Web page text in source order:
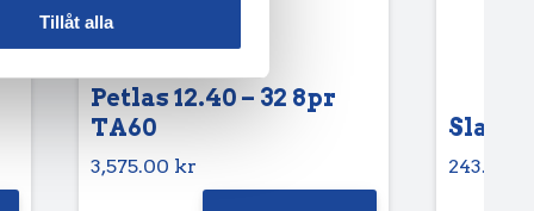
kombinera informationen
Tillåt alla
Petlas 12.40 – 32 8pr
TA60
3,575.00 kr
Slang
243.75